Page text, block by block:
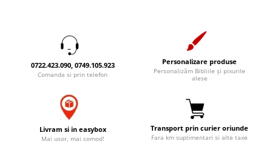
Instrumente teologice
Literatura
Accesorii birou
Tablouri din lemn
Semne de carte
Carti postale
0722.423.090, 0749.105.923
Comanda si prin telefon
Personalizare produse
Personalizăm Bibliile și pixurile
alese
Livram si in easybox
Mai usor, mai comod!
Transport prin curier oriunde
Fara km suplimentari si alte taxe